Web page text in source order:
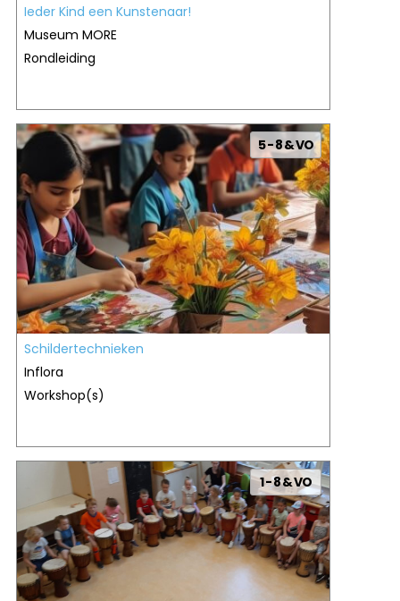
Ieder Kind een Kunstenaar!
Museum MORE
Rondleiding
5 - 8 & VO
Schildertechnieken
Inflora
Workshop(s)
1 - 8 & VO